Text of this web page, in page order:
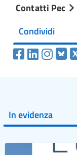
Contatti Pec
Condividi
In evidenza